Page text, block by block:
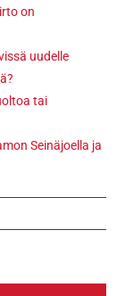
on
uudelle
tai
Seinäjoella ja